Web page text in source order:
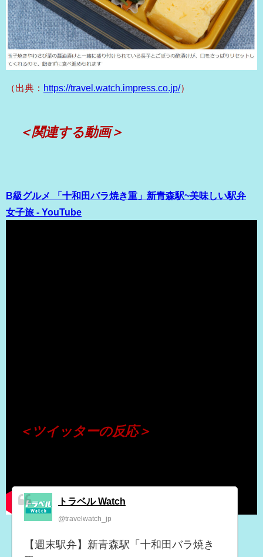
（出典： https://travel.watch.impress.co.jp/）
＜関連する動画＞
B級グルメ 「十和田バラ焼き重」新青森駅~美味しい駅弁
女子旅 - YouTube
＜ツイッターの反応＞
トラベル Watch
@travelwatch_jp
【週末駅弁】新青森駅「十和田バラ焼き